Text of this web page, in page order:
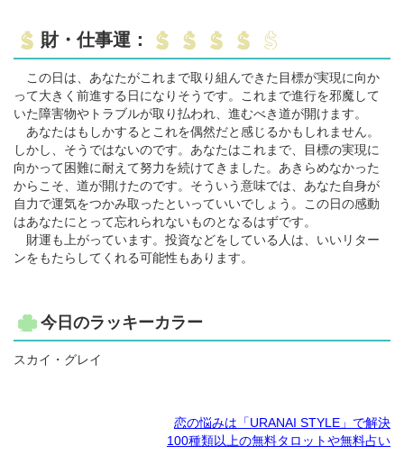
財・仕事運：
この日は、あなたがこれまで取り組んできた目標が実現に向か
って大きく前進する日になりそうです。これまで進行を邪魔して
いた障害物やトラブルが取り払われ、進むべき道が開けます。
あなたはもしかするとこれを偶然だと感じるかもしれません。
しかし、そうではないのです。あなたはこれまで、目標の実現に
向かって困難に耐えて努力を続けてきました。あきらめなかった
からこそ、道が開けたのです。そういう意味では、あなた自身が
自力で運気をつかみ取ったといっていいでしょう。この日の感動
はあなたにとって忘れられないものとなるはずです。
財運も上がっています。投資などをしている人は、いいリター
ンをもたらしてくれる可能性もあります。
今日のラッキーカラー
スカイ・グレイ
恋の悩みは「URANAI STYLE」で解決
100種類以上の無料タロットや無料占い